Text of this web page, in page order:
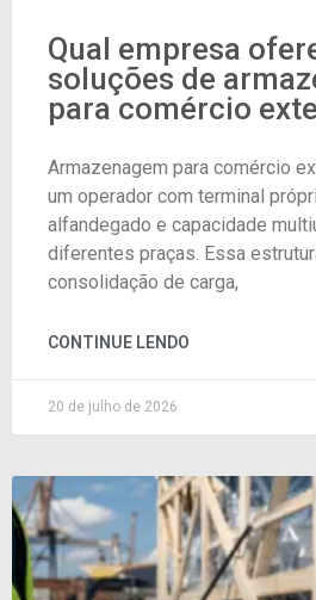
Qual empresa
soluções de
para comércio
Armazenagem para comércio
um operador com terminal
alfandegado e capacidade
diferentes praças. Essa
consolidação de carga,
CONTINUE LENDO
20 de julho de 2026